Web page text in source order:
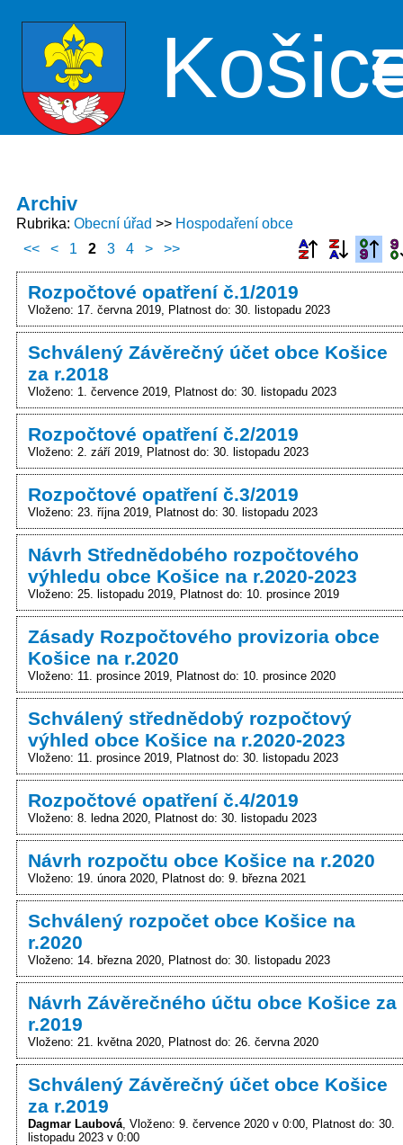
Archiv
Rubrika Obecní úřad
Hospodaření obce
<<
< 1 2 3 4 > >>
Rozpočtové opatření č.1/2019
Vloženo: 17. června 2019 Platnost do: 30. listopadu 2023
Schválený Závěrečný účet obce Košice
za r.2018
Vloženo: 1. července 2019 Platnost do: 30. listopadu 2023
Rozpočtové opatření č.2/2019
Vloženo: 2. září 2019 Platnost do: 30. listopadu 2023
Rozpočtové opatření č.3/2019
Vloženo: 23. října 2019 Platnost do: 30. listopadu 2023
Návrh Střednědobého rozpočtového
výhledu obce Košice na r.2020-2023
Vloženo: 25. listopadu 2019 Platnost do: 10. prosince 2019
Zásady Rozpočtového provizoria obce
Košice na r.2020
Vloženo: 11. prosince 2019 Platnost do: 10. prosince 2020
Schválený střednědobý rozpočtový
výhled obce Košice na r.2020-2023
Vloženo: 11. prosince 2019 Platnost do: 30. listopadu 2023
Rozpočtové opatření č.4/2019
Vloženo: 8. ledna 2020 Platnost do: 30. listopadu 2023
Návrh rozpočtu obce Košice na r.2020
Vloženo: 19. února 2020 Platnost do: 9. března 2021
Schválený rozpočet obce Košice na
r.2020
Vloženo: 14. března 2020 Platnost do: 30. listopadu 2023
Návrh Závěrečného účtu obce Košice za
r.2019
Vloženo: 21. května 2020 Platnost do: 26. června 2020
Schválený Závěrečný účet obce Košice
za r.2019
Dagmar Laubová Vloženo: 9. července 2020 v 0:00
Platnost do: 30.
listopadu 2023 v 0:00